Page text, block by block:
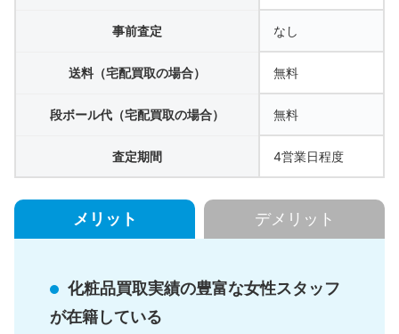
事前査定 なし
送料（宅配買取の場合） 無料
段ボール代（宅配買取の場合） 無料
査定期間 4営業日程度
メリット デメリット
化粧品買取実績の豊富な女性スタッフ
が在籍している